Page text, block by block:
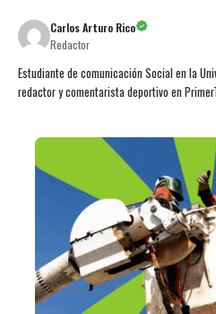
Carlos Arturo Rico
Redactor
Estudiante de comunicación Social en la
redactor y comentarista deportivo en